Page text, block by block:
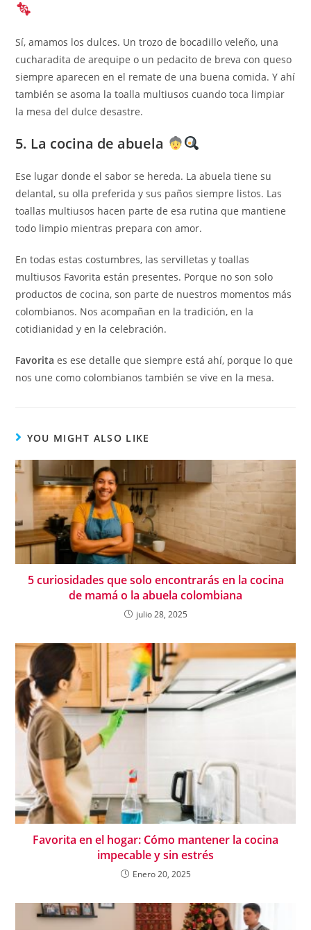
Sí, amamos los dulces. Un trozo de bocadillo veleño, una
cucharadita de arequipe o un pedacito de breva con queso
siempre aparecen en el remate de una buena comida. Y ahí
también se asoma la toalla multiusos cuando toca limpiar
la mesa del dulce desastre.
5. La cocina de abuela
Ese lugar donde el sabor se hereda. La abuela tiene su
delantal, su olla preferida y sus paños siempre listos. Las
toallas multiusos hacen parte de esa rutina que mantiene
todo limpio mientras prepara con amor.
En todas estas costumbres, las servilletas y toallas
multiusos Favorita están presentes. Porque no son solo
productos de cocina, son parte de nuestros momentos más
colombianos. Nos acompañan en la tradición, en la
cotidianidad y en la celebración.
Favorita es ese detalle que siempre está ahí, porque lo que
nos une como colombianos también se vive en la mesa.
YOU MIGHT ALSO LIKE
5 curiosidades que solo encontrarás en la cocina
de mamá o la abuela colombiana
julio 28, 2025
Favorita en el hogar: Cómo mantener la cocina
impecable y sin estrés
Enero 20, 2025